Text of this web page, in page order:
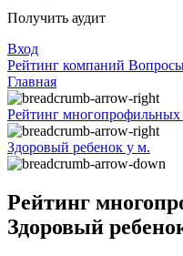
Получить аудит
Вход
Рейтинг компаний
Главная
Рейтинг многопрофильных
Здоровый ребенок у м.
Рейтинг
Здоровый